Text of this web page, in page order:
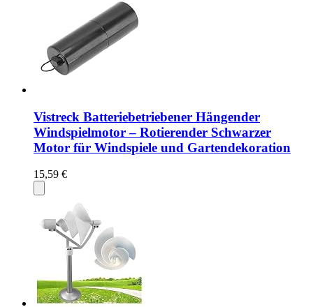
Vistreck Batteriebetriebener Hängender
Windspielmotor – Rotierender Schwarzer
Motor für Windspiele und Gartendekoration
15,59 €